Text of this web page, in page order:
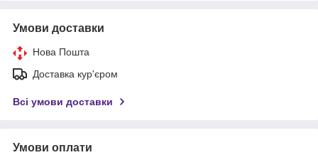
Умови доставки
Нова Пошта
Доставка кур'єром
Всі умови доставки
Умови оплати